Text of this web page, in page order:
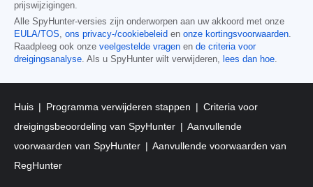
prijswijzigingen.
Alle SpyHunter-versies zijn onderworpen aan uw akkoord met onze
EULA/TOS, ons privacy-/cookiebeleid en onze kortingsvoorwaarden.
Raadpleeg ook onze veelgestelde vragen en de criteria voor
dreigingsanalyse. Als u SpyHunter wilt verwijderen, lees dan hoe.
Huis Programma verwijderen stappen
Criteria voor
dreigingsbeoordeling van SpyHunter
Aanvullende
voorwaarden van SpyHunter
Aanvullende voorwaarden van
RegHunter